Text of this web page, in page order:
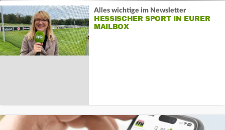
Alles wichtige im Newsletter
HESSISCHER SPORT IN EURER
MAILBOX